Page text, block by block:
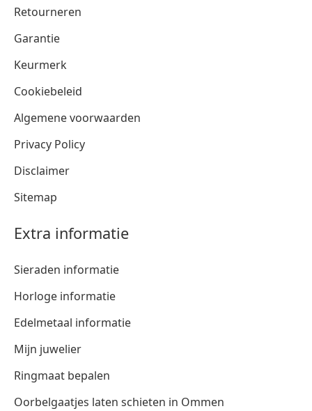
Retourneren
Garantie
Keurmerk
Cookiebeleid
Algemene voorwaarden
Privacy Policy
Disclaimer
Sitemap
Extra informatie
Sieraden informatie
Horloge informatie
Edelmetaal informatie
Mijn juwelier
Ringmaat bepalen
Oorbelgaatjes laten schieten in Ommen